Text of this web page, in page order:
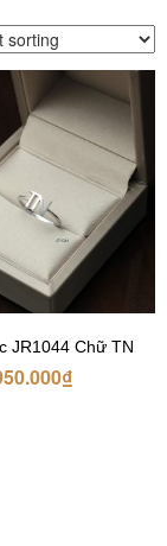
JR1044 Chữ TN
₫